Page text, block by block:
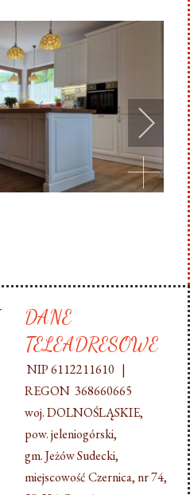
DANE
TELEADRESOWE
NIP 6112211610 |
REGON 368660665
woj. DOLNOŚLĄSKIE,
pow. jeleniogórski,
gm. Jeżów Sudecki,
miejscowość Czernica, nr 74,